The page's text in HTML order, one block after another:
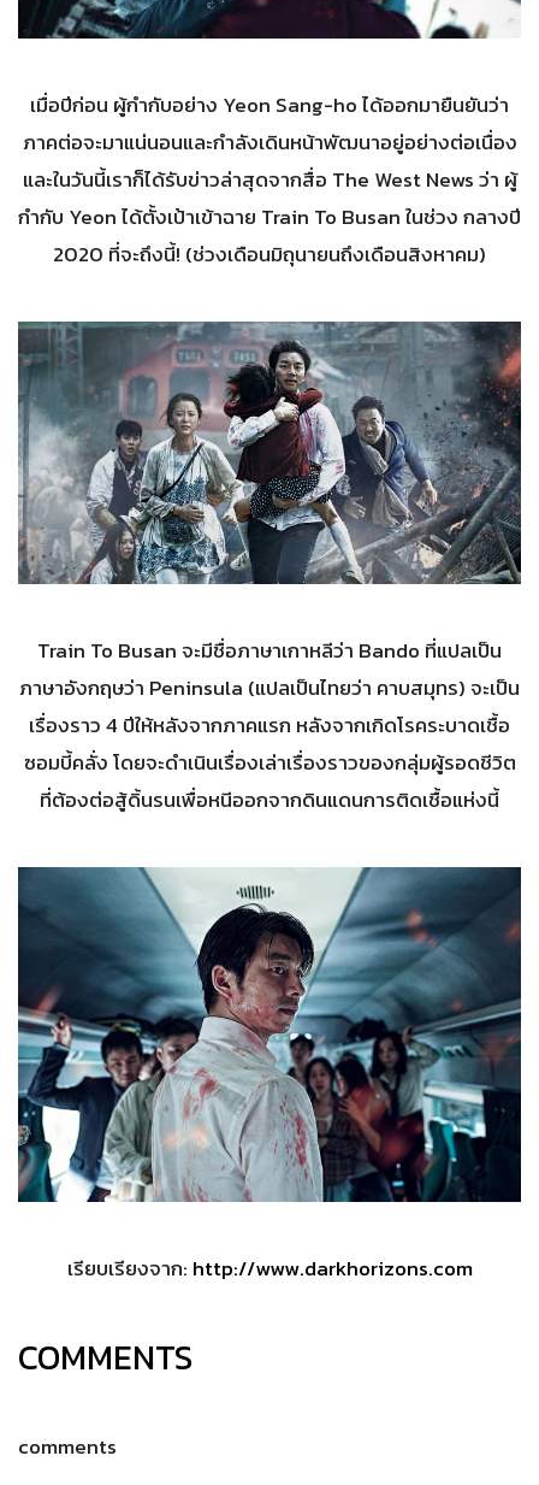
เมื่อปีก่อน ผู้กำกับอย่าง Yeon Sang-ho ได้ออกมายืนยันว่า
ภาคต่อจะมาแน่นอนและกำลังเดินหน้าพัฒนาอยู่อย่างต่อเนื่อง
และในวันนี้เราก็ได้รับข่าวล่าสุดจากสื่อ The West News ว่า ผู้
กำกับ Yeon ได้ตั้งเป้าเข้าฉาย Train To Busan ในช่วง กลางปี
2020 ที่จะถึงนี้! (ช่วงเดือนมิถุนายนถึงเดือนสิงหาคม)
Train To Busan จะมีชื่อภาษาเกาหลีว่า Bando ที่แปลเป็น
ภาษาอังกฤษว่า Peninsula (แปลเป็นไทยว่า คาบสมุทร) จะเป็น
เรื่องราว 4 ปีให้หลังจากภาคแรก หลังจากเกิดโรคระบาดเชื้อ
ซอมบี้คลั่ง โดยจะดำเนินเรื่องเล่าเรื่องราวของกลุ่มผู้รอดชีวิต
ที่ต้องต่อสู้ดิ้นรนเพื่อหนีออกจากดินแดนการติดเชื้อแห่งนี้
เรียบเรียงจาก: http://www.darkhorizons.com
COMMENTS
comments